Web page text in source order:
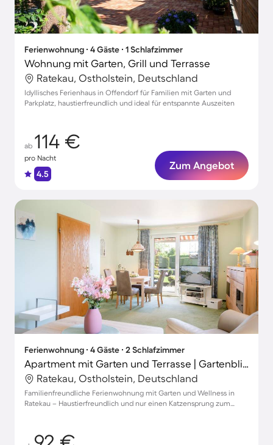
Ferienwohnung ∙ 4 Gäste ∙ 1 Schlafzimmer
Wohnung mit Garten, Grill und Terrasse
Ratekau, Ostholstein, Deutschland
Idyllisches Ferienhaus in Offendorf für Familien mit Garten und
Parkplatz, haustierfreundlich und ideal für entspannte Auszeiten
ab 114 €
pro Nacht
4.5
Zum Angebot
Ferienwohnung ∙ 4 Gäste ∙ 2 Schlafzimmer
Apartment mit Garten und Terrasse | Gartenblick
Ratekau, Ostholstein, Deutschland
Familienfreundliche Ferienwohnung mit Garten und Wellness in
Ratekau – Haustierfreundlich und nur einen Katzensprung zum